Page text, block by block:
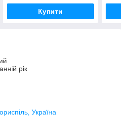
Купити
рік
Україна